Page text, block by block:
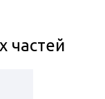
частей